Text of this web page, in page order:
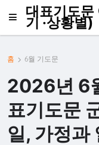
대표기도문
기 ·상황별)
홈 6월 기도문
2026년 6
표기도문
일, 가정과